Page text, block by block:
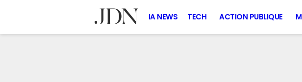
IA NEWS TECH ACTION PUBLIQUE